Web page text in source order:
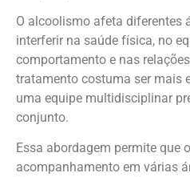
O alcoolismo afeta diferentes
interferir na saúde física, no
comportamento e nas
tratamento costuma ser mais
uma equipe multidisciplinar
conjunto.
Essa abordagem permite que
acompanhamento em várias